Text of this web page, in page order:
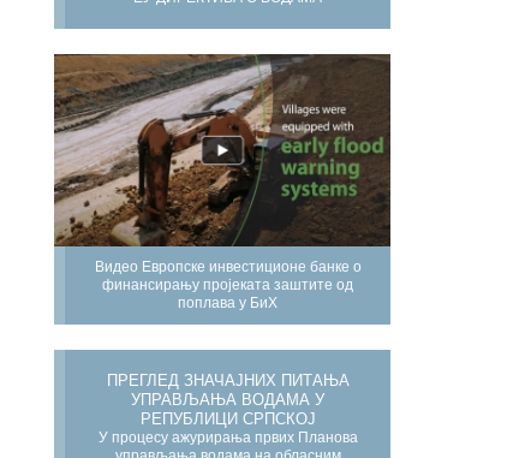
Видео Европске инвестиционе банке о
финансирању пројеката заштите од
поплава у БиХ
ПРЕГЛЕД ЗНАЧАЈНИХ ПИТАЊА
УПРАВЉАЊА ВОДАМА У
РЕПУБЛИЦИ СРПСКОЈ
У процесу ажурирања првих Планова